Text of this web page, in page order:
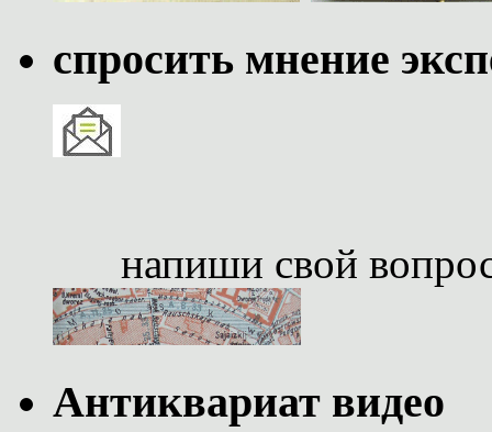
спросить мнение
напиши свой
Антиквариат видео